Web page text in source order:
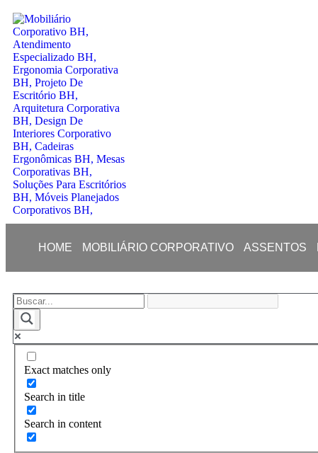
HOME MOBILIÁRIO CORPORATIVO ASSENTOS
Exact matches only
Search in title
Search in content